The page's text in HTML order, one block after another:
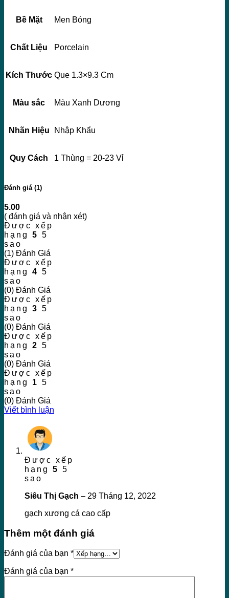
Bề Mặt Men Bóng
Chất Liệu Porcelain
Kích Thước Que 1.3×9.3 Cm
Màu sắc Màu Xanh Dương
Nhãn Hiệu Nhập Khẩu
Quy Cách 1 Thùng = 20-23 Vỉ
Đánh giá (1)
5.00
( đánh giá và nhận xét)
Được xếp
hạng 5 5
sao
(1) Đánh Giá
Được xếp
hạng 4 5
sao
(0) Đánh Giá
Được xếp
hạng 3 5
sao
(0) Đánh Giá
Được xếp
hạng 2 5
sao
(0) Đánh Giá
Được xếp
hạng 1 5
sao
(0) Đánh Giá
Viết bình luận
Được xếp
hạng 5 5
sao
Siêu Thị Gạch – 29 Tháng 12, 2022
gạch xương cá cao cấp
Thêm một đánh giá
Đánh giá của bạn *
Đánh giá của bạn *